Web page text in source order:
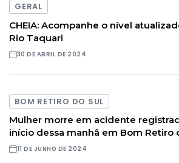
GERAL
CHEIA: Acompanhe o nível
Rio Taquari
30 DE ABRIL DE 2024
BOM RETIRO DO SUL
Mulher morre em acidente
início dessa manhã em Bom Retiro
11 DE JUNHO DE 2024